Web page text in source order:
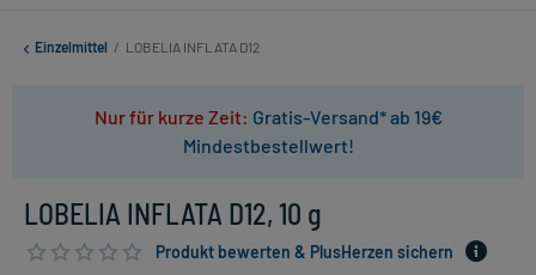
Einzelmittel / LOBELIA INFLATA D12
Nur für kurze Zeit: Gratis-Versand* ab 19€
Mindestbestellwert!
LOBELIA INFLATA D12, 10 g
Produkt bewerten & PlusHerzen sichern